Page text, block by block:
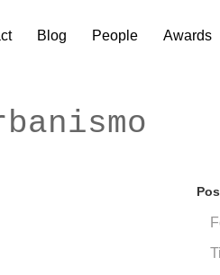
Blog People Awards